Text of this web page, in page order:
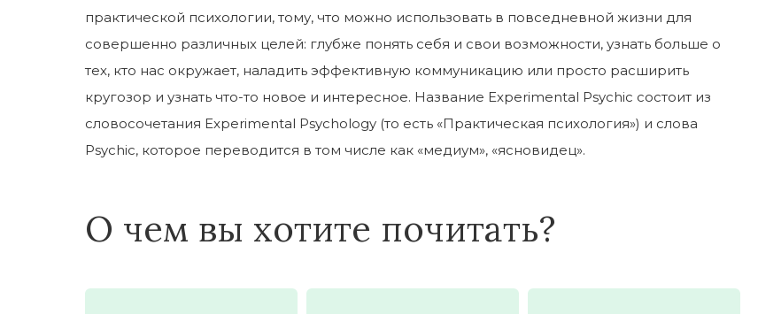
практической психологии, тому, что можно использовать в повседневной жизни для
совершенно различных целей: глубже понять себя и свои возможности, узнать больше о
тех, кто нас окружает, наладить эффективную коммуникацию или просто расширить
кругозор и узнать что-то новое и интересное. Название Experimental Psychic состоит из
словосочетания Experimental Psychology (то есть «Практическая психология») и слова
Psychic, которое переводится в том числе как «медиум», «ясновидец».
О чем вы хотите почитать?